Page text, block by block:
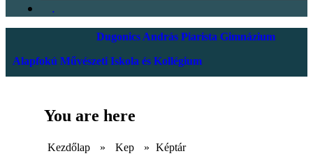
.
Dugonics András Piarista Gimnázium
Alapfokú Művészeti Iskola és Kollégium
You are here
Kezdőlap » Kep » Képtár